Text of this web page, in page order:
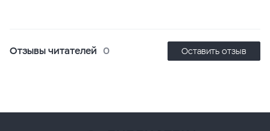
Отзывы читателей 0 Оставить отзыв